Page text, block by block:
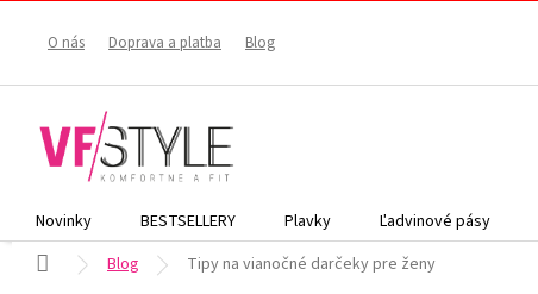
O nás Doprava a platba Blog
Novinky BESTSELLERY Plavky Ľadvinové pásy
DomovBlog Tipy na vianočné darčeky pre ženy